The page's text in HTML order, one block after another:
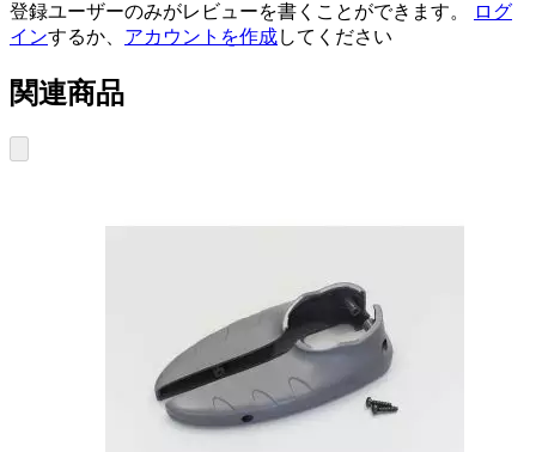
登録ユーザーのみがレビューを書くことができます。
ログ
インするか、 アカウントを作成してください
関連商品